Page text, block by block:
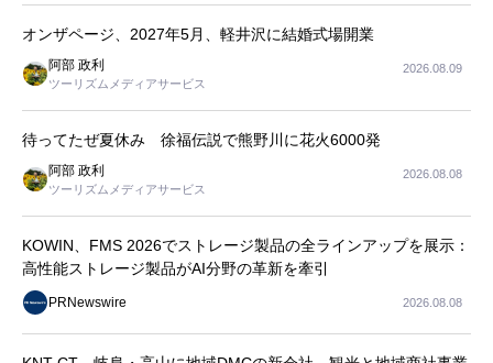
オンザページ、2027年5月、軽井沢に結婚式場開業
阿部 政利
ツーリズムメディアサービス
2026.08.09
待ってたぜ夏休み 徐福伝説で熊野川に花火6000発
阿部 政利
ツーリズムメディアサービス
2026.08.08
KOWIN、FMS 2026でストレージ製品の全ラインアップを展示：
高性能ストレージ製品がAI分野の革新を牽引
PRNewswire 2026.08.08